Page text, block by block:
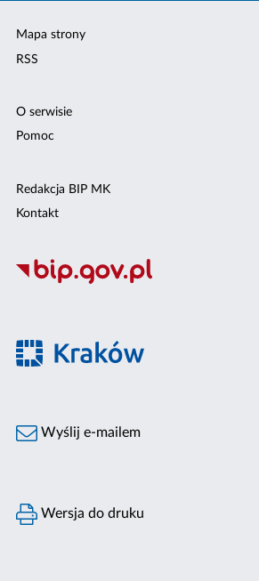
Mapa strony
RSS
O serwisie
Pomoc
Redakcja BIP MK
Kontakt
Wyślij e-mailem
Wersja do druku